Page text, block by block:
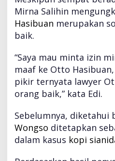
Mirna Salihin
Hasibuan merupakan
baik.
“Saya mau minta izin
maaf ke Otto
pikir ternyata lawyer
orang baik,” kata Edi.
Sebelumnya, diketahui
Wongso ditetapkan
dalam kasus kopi